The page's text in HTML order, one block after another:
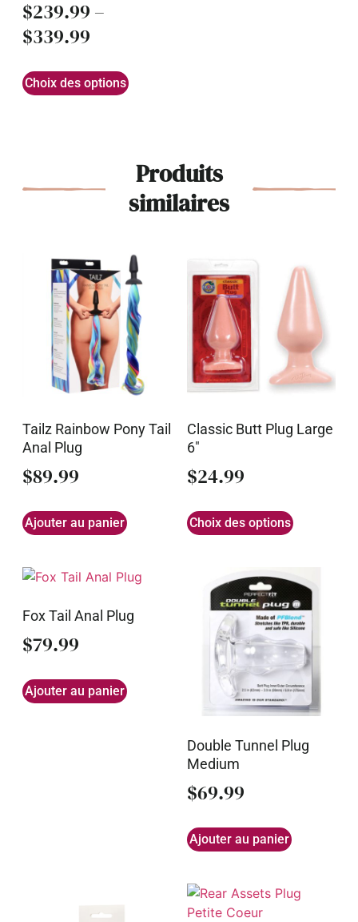
$239.99 –
$339.99
Choix des options
Produits
similaires
Tailz Rainbow Pony Tail
Anal Plug
$89.99
Ajouter au panier
Classic Butt Plug Large
6″
$24.99
Choix des options
Fox Tail Anal Plug
$79.99
Ajouter au panier
Double Tunnel Plug
Medium
$69.99
Ajouter au panier